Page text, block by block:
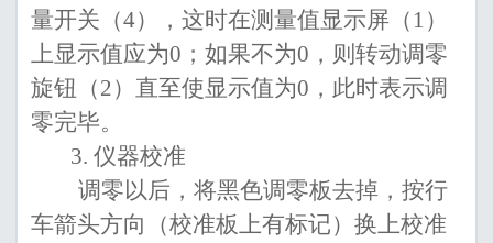
量开关 （4） ，这时在测量值显示屏（ 1 ）
上显示值应为0 ；如果不为0 ， 则转动调零
旋钮 （2）直至使显示值为0 ，此时表示调
零完毕。
3.仪器校准
调零以后，将黑色调零板去掉，按行
车箭头方向（校准板上有标记）换上校准